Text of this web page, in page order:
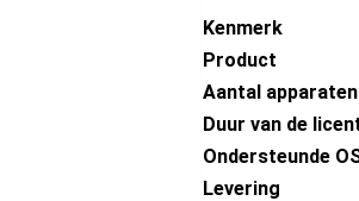
Kenmerk
Product
Aantal apparaten
Duur van de
Ondersteunde
Levering